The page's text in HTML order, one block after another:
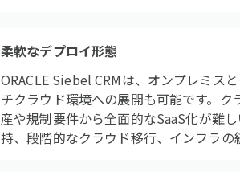
柔軟なデプロイ形態
ORACLE Siebel CRMは、オンプレミス
チクラウド環境への展開も可能です。
産や規制要件から全面的なSaaS化が難
持、段階的なクラウド移行、インフラの